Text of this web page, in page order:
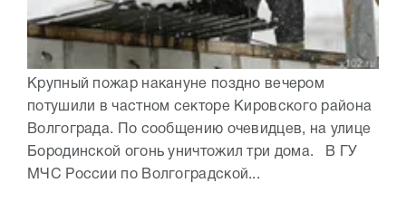
Крупный пожар накануне поздно вечером
потушили в частном секторе Кировского района
Волгограда. По сообщению очевидцев, на улице
Бородинской огонь уничтожил три дома. В ГУ
МЧС России по Волгоградской...